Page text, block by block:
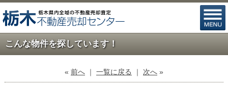
こんな物件を探しています！
« 前へ ｜ 一覧に戻る ｜ 次へ »